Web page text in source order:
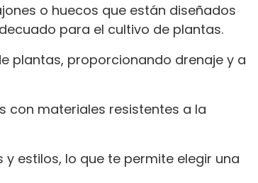
o huecos que están diseñados
para el cultivo de plantas.
plantas, proporcionando drenaje y a
con materiales resistentes a la
estilos, lo que te permite elegir una